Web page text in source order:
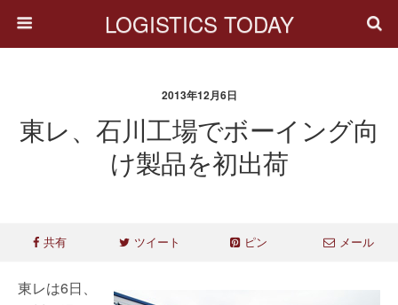
LOGISTICS TODAY
2013年12月6日
東レ、石川工場でボーイング向
け製品を初出荷
共有 ツイート ピン メール
東レは6日、